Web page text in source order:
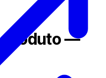
produto —